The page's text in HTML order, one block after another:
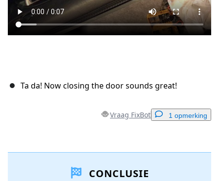
Ta da! Now closing the door sounds great!
Vraag FixBot 1 opmerking
Voeg opmerking toeCONCLUSIE